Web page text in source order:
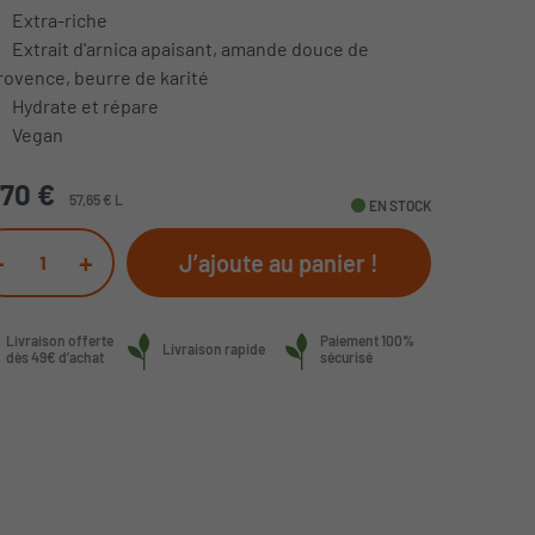
Extra-riche
Extrait d'arnica apaisant, amande douce de
beurre de karité
Hydrate et répare
Vegan
€ 57,65 € L fiber_manual_record EN STOCK
+ J’ajoute au panier !
Livraison offerte
dès 49€ d’achat
Livraison rapide
Paiement 100%
sécurisé